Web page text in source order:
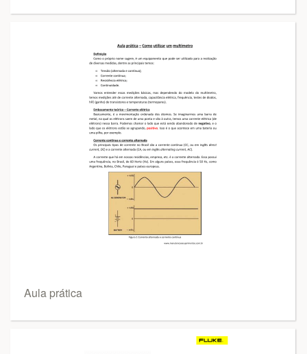
Aula prática